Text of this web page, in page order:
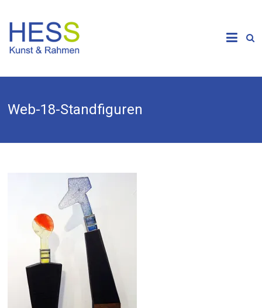
content
Web-18-Standfiguren